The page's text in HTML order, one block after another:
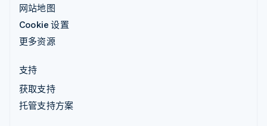
网站地图
Cookie 设置
更多资源
支持
获取支持
托管支持方案